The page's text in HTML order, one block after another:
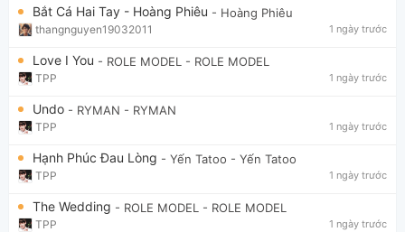
Bắt Cá Hai Tay - Hoàng Phiêu - Hoàng Phiêu
thangnguyen19032011 1 ngày trước
Love I You - ROLE MODEL - ROLE MODEL
TPP 1 ngày trước
Undo - RYMAN - RYMAN
TPP 1 ngày trước
Hạnh Phúc Đau Lòng - Yến Tatoo - Yến Tatoo
TPP 1 ngày trước
The Wedding - ROLE MODEL - ROLE MODEL
TPP 1 ngày trước